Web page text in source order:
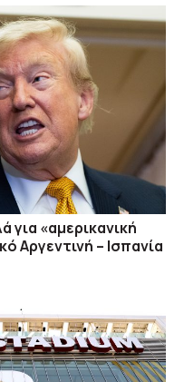
«αμερικανική
Αργεντινή – Ισπανία